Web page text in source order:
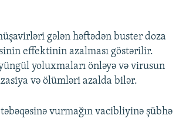
gələn həftədən buster doza
effektinin azalması göstərilir.
yoluxmaları önləyə və virusun
və ölümləri azalda bilər.
vurmağın vacibliyinə şübhə